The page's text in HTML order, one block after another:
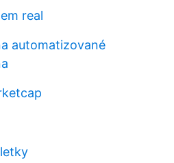
real
automatizované